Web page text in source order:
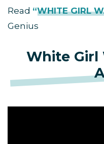
Read “WHITE GIRL
Genius
White Girl